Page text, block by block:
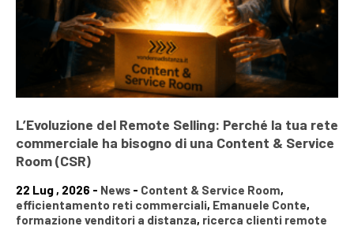
L’Evoluzione del Remote Selling: Perché la tua rete
commerciale ha bisogno di una Content & Service
Room (CSR)
22 Lug , 2026 - News - Content & Service Room,
efficientamento reti commerciali, Emanuele Conte,
formazione venditori a distanza, ricerca clienti remote